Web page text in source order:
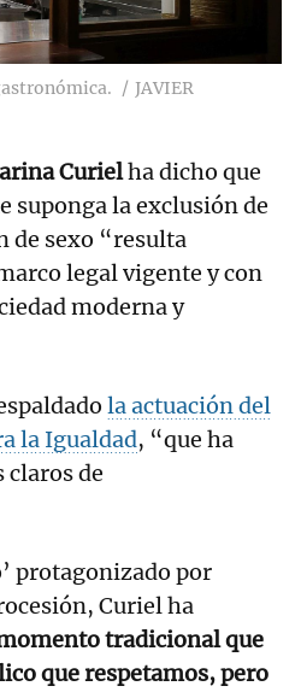
JAVIER
Curielha dicho que
suponga la exclusión de
de sexo “resulta
legal vigente y con
moderna y
la actuación del
la Igualdad, “que ha
claros de
protagonizado por
Curiel ha
tradicional que
que respetamos, pero